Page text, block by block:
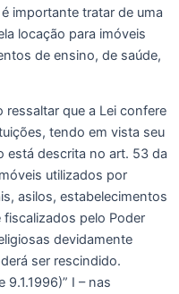
importante tratar de uma
locação para imóveis
de ensino, de saúde,
que a Lei confere
tendo em vista seu
está descrita no art. 53 da
utilizados por
asilos, estabelecimentos
pelo Poder
devidamente
ser rescindido.
I – nas